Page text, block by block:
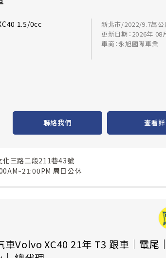
1.5/0cc
新北市/2022/9.7萬公
更新日期：2026年 08
車商：永旭國際車業
聯絡我們 查看
化三路二段211巷43號
周日公休
車Volvo XC40 21年 T3 跟車｜電尾